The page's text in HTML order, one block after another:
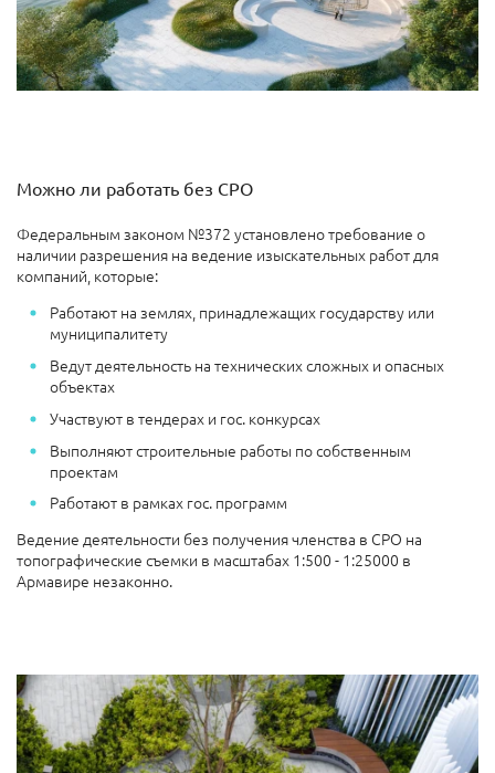
Можно ли работать без СРО
Федеральным законом №372 установлено требование о
наличии разрешения на ведение изыскательных работ для
компаний, которые:
Работают на землях, принадлежащих государству или
муниципалитету
Ведут деятельность на технических сложных и опасных
объектах
Участвуют в тендерах и гос. конкурсах
Выполняют строительные работы по собственным
проектам
Работают в рамках гос. программ
Ведение деятельности без получения членства в СРО на
топографические съемки в масштабах 1:500 - 1:25000 в
Армавире незаконно.